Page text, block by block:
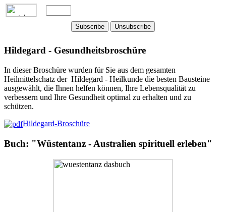
Hildegard - Gesundheitsbroschüre
In dieser Broschüre wurden für Sie aus dem gesamten
Heilmittelschatz der Hildegard - Heilkunde die besten Bausteine
ausgewählt, die Ihnen helfen können, Ihre Lebensqualität zu
verbessern und Ihre Gesundheit optimal zu erhalten und zu
schützen.
Hildegard-Broschüre
Buch: "Wüstentanz - Australien spirituell erleben"